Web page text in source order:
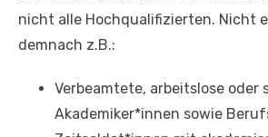
nicht alle Hochqualifizierten. Nicht
demnach z.B.:
Verbeamtete, arbeitslose oder
Akademiker*innen sowie